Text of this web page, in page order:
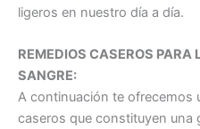
ligeros en nuestro día a día.
REMEDIOS CASEROS PARA
SANGRE:
A continuación te ofrecemos
caseros que constituyen una